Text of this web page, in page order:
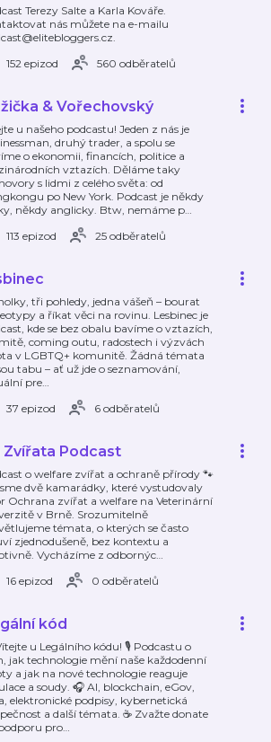
Terezy Salte a Karla Kováře.
nás můžete na e-mailu
152 epizod
560 odběratelů
& Vořechovský
u našeho podcastu! Jeden z nás je
druhý trader, a spolu se
o ekonomii, financích, politice a
vztazích. Děláme taky
s lidmi z celého světa: od
po New York. Podcast je někdy
někdy anglicky. Btw, nemáme p…
113 epizod
25 odběratelů
tři pohledy, jedna vášeň – bourat
a říkat věci na rovinu. Lesbinec je
kde se bez obalu bavíme o vztazích,
coming outu, radostech i výzvách
v LGBTQ+ komunitě. Žádná témata
tabu – ať už jde o seznamování,
pre…
37 epizod
6 odběratelů
Zvířata Podcast
o welfare zvířat a ochraně přírody 🐾
dvě kamarádky, které vystudovaly
Ochrana zvířat a welfare na Veterinární
v Brně. Srozumitelně
témata, o kterých se často
zjednodušeně, bez kontextu a
Vycházíme z odbornýc…
16 epizod
0 odběratelů
kód
u Legálního kódu! 🎙️ Podcastu o
jak technologie mění naše každodenní
a jak na nové technologie reaguje
a soudy. 🎧 AI, blockchain, eGov,
elektronické podpisy, kybernetická
a další témata. ☕️ Zvažte donate
pro…